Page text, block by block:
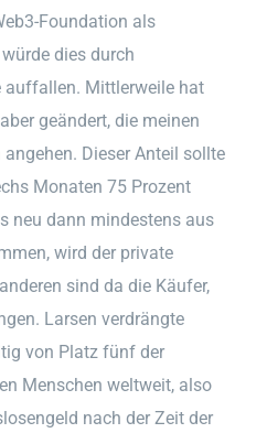
Foundation als
dies durch
auffallen. Mittlerweile hat
geändert, die meinen
Dieser Anteil sollte
Monaten 75 Prozent
neu dann mindestens aus
wird der private
sind da die Käufer,
Larsen verdrängte
von Platz fünf der
Menschen weltweit, also
nach der Zeit der